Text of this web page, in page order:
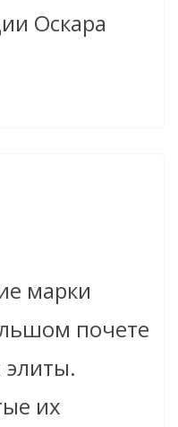
Оскара
марки
почете
их